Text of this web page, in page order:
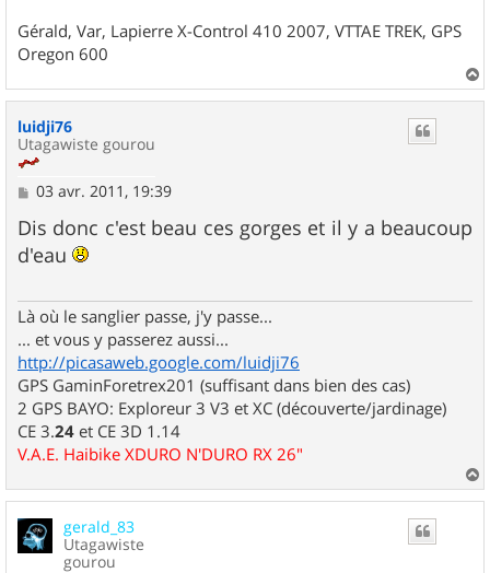
Gérald, Var, Lapierre X-Control 410 2007, VTTAE TREK, GPS
Oregon 600
a
luidji76
Utagawiste gourou
M
s
s
a
03 avr. 2011, 19:39
Dis donc c'est beau ces gorges et il y a beaucoup
d'eau
Là où le sanglier passe, j'y passe...
... et vous y passerez aussi...
http://picasaweb.google.com/luidji76
GPS GaminForetrex201 (suffisant dans bien des cas)
2 GPS BAYO: Exploreur 3 V3 et XC (découverte/jardinage)
CE 3.24 et CE 3D 1.14
V.A.E. Haibike XDURO N'DURO RX 26"
a
gerald_83
Utagawiste
gourou